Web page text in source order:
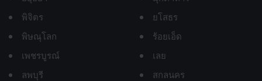
พิจิตร
พิษณุโลก
เพชรบูรณ์
ลพบุรี
ยโสธร
ร้อยเอ็ด
เลย
สกลนคร